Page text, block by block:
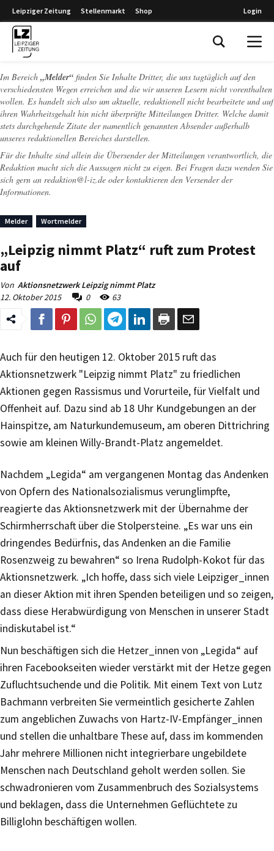
Leipziger Zeitung Stellenmarkt Shop Login
Im Bereich „Melder“ finden Sie Inhalte Dritter, die uns tagtäglich auf den
verschiedensten Wegen erreichen und die wir unseren Lesern nicht vorenthalten
wollen. Es handelt sich also um aktuelle, redaktionell nicht bearbeitete und auf
ihren Wahrheitsgehalt hin nicht überprüfte Mitteilungen Dritter. Welche damit
stets durchgehende Zitate der namentlich genannten Absender außerhalb
unseres redaktionellen Bereiches darstellen.
Für die Inhalte sind allein die Übersender der Mitteilungen verantwortlich, die
Redaktion macht sich die Aussagen nicht zu eigen. Bei Fragen dazu wenden Sie
sich gern an redaktion@l-iz.de oder kontaktieren den Versender der
Informationen.
Melder Wortmelder
„Leipzig nimmt Platz“ ruft zum Protest
auf
Von Aktionsnetzwerk Leipzig nimmt Platz
12. Oktober 2015
0 63
Auch für den heutigen 12. Oktober 2015 ruft das
Aktionsnetzwerk "Leipzig nimmt Platz" zu friedlichen
Aktionen gegen Rassismus und Vorurteile, für Vielfalt und
Offenheit auf. Dazu sind ab 18 Uhr Kundgebungen an der
Hainspitze, am Naturkundemuseum, am oberen Dittrichring
sowie am kleinen Willy-Brandt-Platz angemeldet.
Nachdem „Legida“ am vergangenen Montag das Andenken
von Opfern des Nationalsozialismus verunglimpfte,
reagierte das Aktionsnetzwerk mit der Übernahme der
Schirmherrschaft über die Stolpersteine. „Es war uns ein
dringendes Bedürfnis, das Andenken an die Familie
Rosenzweig zu bewahren“ so Irena Rudolph-Kokot für das
Aktionsnetzwerk. „Ich hoffe, dass sich viele Leipziger_innen
an dieser Aktion mit ihren Spenden beteiligen und so zeigen,
dass diese Herabwürdigung von Menschen in unserer Stadt
indiskutabel ist.“
Nun beschäftigen sich die Hetzer_innen von „Legida“ auf
ihren Facebookseiten wieder verstärkt mit der Hetze gegen
Zufluchtsuchende und die Politik. Mit einem Text von Lutz
Bachmann verbreiten Sie vermeintlich gesicherte Zahlen
zum angeblichen Zuwachs von Hartz-IV-Empfänger_innen
und stellen die unhaltbare These auf, dass im kommenden
Jahr mehrere Millionen nicht integrierbare ungebildete
Menschen nach Deutschland geholt werden sollen. Sie
schwadronieren vom Zusammenbruch des Sozialsystems
und beklagen, dass die Unternehmen Geflüchtete zu
Billiglohn beschäftigen wollen.